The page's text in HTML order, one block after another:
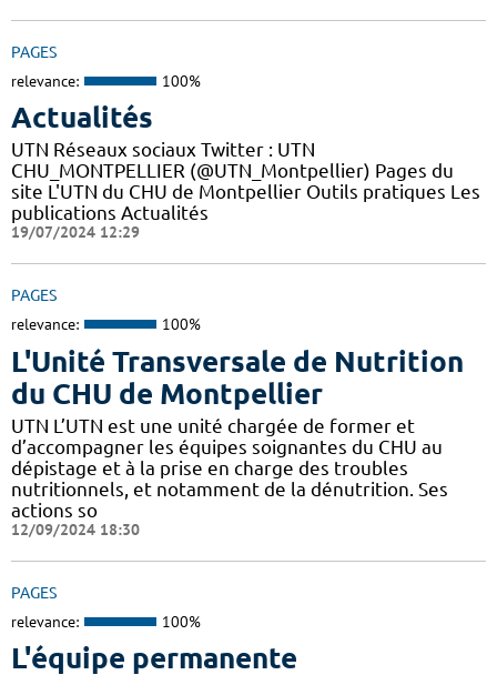
PAGES
relevance: 100%
Actualités
UTN Réseaux sociaux Twitter : UTN
CHU_MONTPELLIER (@UTN_Montpellier) Pages du
site L'UTN du CHU de Montpellier Outils pratiques Les
publications Actualités
19/07/2024 12:29
PAGES
relevance: 100%
L'Unité Transversale de Nutrition
du CHU de Montpellier
UTN L’UTN est une unité chargée de former et
d’accompagner les équipes soignantes du CHU au
dépistage et à la prise en charge des troubles
nutritionnels, et notamment de la dénutrition. Ses
actions so
12/09/2024 18:30
PAGES
relevance: 100%
L'équipe permanente